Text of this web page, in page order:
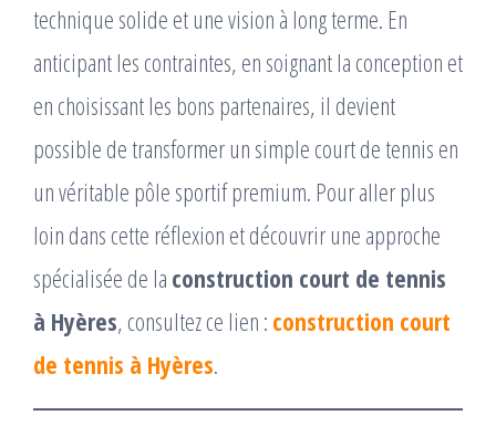
technique solide et une vision à long terme. En
anticipant les contraintes, en soignant la conception et
en choisissant les bons partenaires, il devient
possible de transformer un simple court de tennis en
un véritable pôle sportif premium. Pour aller plus
loin dans cette réflexion et découvrir une approche
spécialisée de la construction court de tennis
à Hyères, consultez ce lien : construction court
de tennis à Hyères.